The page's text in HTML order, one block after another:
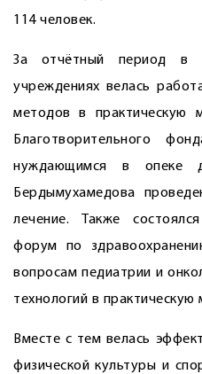
114 человек.
За отчётный период в
учреждениях велась
методов в практическую
Благотворительного
нуждающимся в опеке
Бердымухамедова
лечение. Также
форум по
вопросам педиатрии и
технологий в практическую
Вместе с тем велась
физической культуры и